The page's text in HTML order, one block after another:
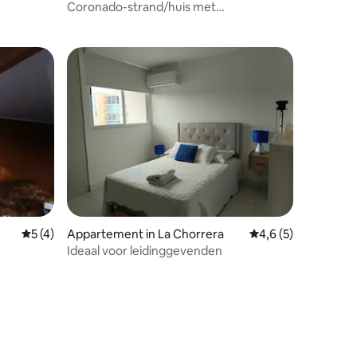
Coronado-strand/huis met
Gemiddelde beoordeling van 5 uit 5, 4 recensies
5 (4)
Appartement in La Chorrera Gemiddelde
4,6 (5)
Ideaal voor leidinggevenden